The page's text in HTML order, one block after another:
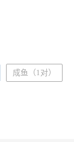
成鱼（1对）